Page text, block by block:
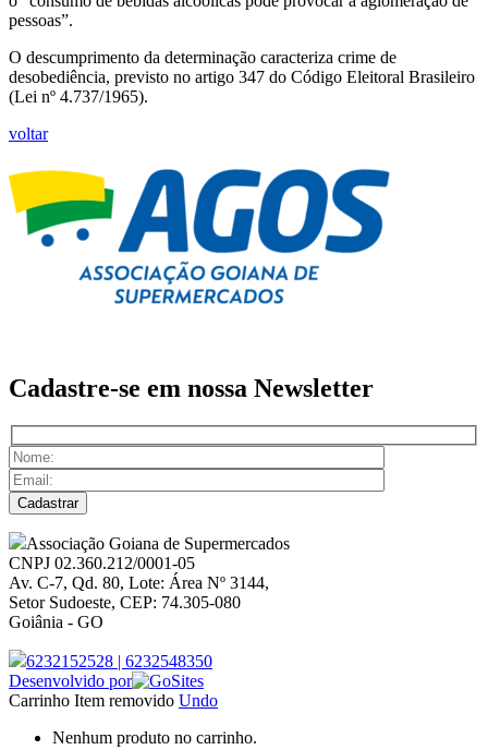
pessoas”.
O descumprimento da determinação caracteriza crime de
desobediência, previsto no artigo 347 do Código Eleitoral Brasileiro
(Lei nº 4.737/1965).
voltar
Cadastre-se em nossa Newsletter
Associação Goiana de Supermercados
CNPJ 02.360.212/0001-05
Av. C-7, Qd. 80, Lote: Área Nº 3144,
Setor Sudoeste, CEP: 74.305-080
Goiânia - GO
6232152528 | 6232548350
Desenvolvido por
Carrinho Item removido Undo
Nenhum produto no carrinho.